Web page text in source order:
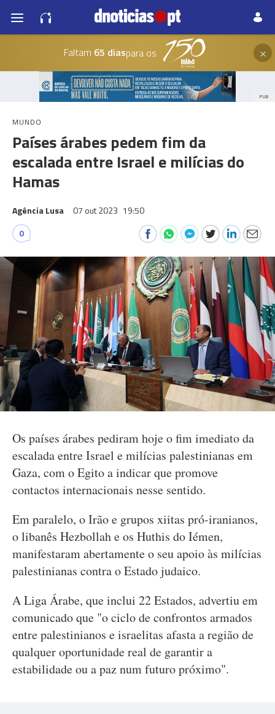
Faltam 65 diaspara os ×
PUB
MUNDO
Países árabes pedem fim da
escalada entre Israel e milícias do
Hamas
Agência Lusa 07 out 2023 19:50
0
Os países árabes pediram hoje o fim imediato da
escalada entre Israel e milícias palestinianas em
Gaza, com o Egito a indicar que promove
contactos internacionais nesse sentido.
Em paralelo, o Irão e grupos xiitas pró-iranianos,
o libanês Hezbollah e os Huthis do Iémen,
manifestaram abertamente o seu apoio às milícias
palestinianas contra o Estado judaico.
A Liga Árabe, que inclui 22 Estados, advertiu em
comunicado que "o ciclo de confrontos armados
entre palestinianos e israelitas afasta a região de
qualquer oportunidade real de garantir a
estabilidade ou a paz num futuro próximo".